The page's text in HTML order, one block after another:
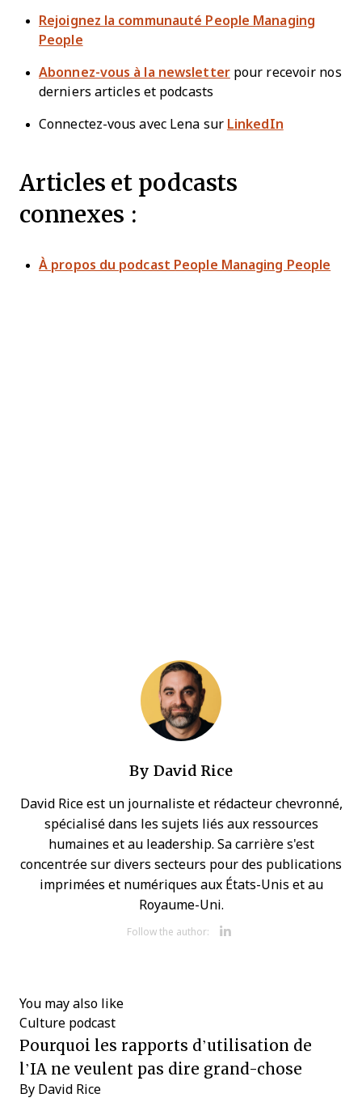
Rejoignez la communauté People Managing
People
Abonnez-vous à la newsletterpour recevoir nos
derniers articles et podcasts
Connectez-vous avec Lena sur LinkedIn
Articles et podcasts
connexes :
À propos du podcast People Managing People
By David Rice
David Rice est un journaliste et rédacteur chevronné,
spécialisé dans les sujets liés aux ressources
humaines et au leadership. Sa carrière s'est
concentrée sur divers secteurs pour des publications
imprimées et numériques aux États-Unis et au
Royaume-Uni.
Follow the author:
You may also like
Culture podcast
Pourquoi les rapports d’utilisation de
l’IA ne veulent pas dire grand-chose
By David Rice